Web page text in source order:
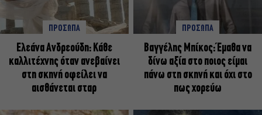
ΠΡΟΣΩΠΑ
Ελεάνα Ανδρεούδη: Κάθε
καλλιτέχνης όταν ανεβαίνει
στη σκηνή οφείλει να
αισθάνεται σταρ
ΠΡΟΣΩΠΑ
Βαγγέλης Μπίκος: Έμαθα να
δίνω αξία στο ποιος είμαι
πάνω στη σκηνή και όχι στο
πως χορεύω